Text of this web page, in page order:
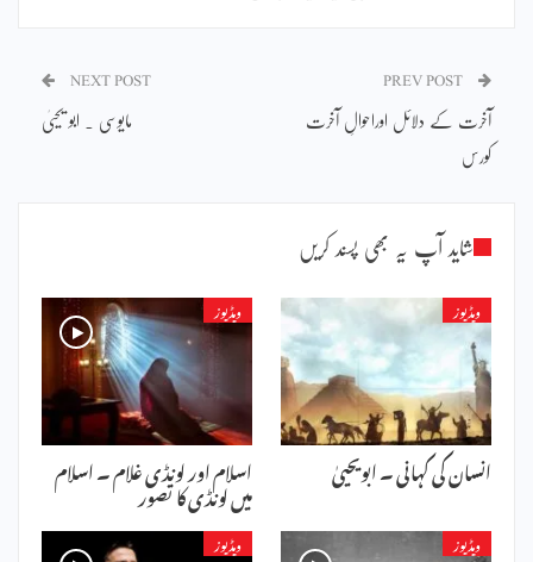
آخرت کے دلائل اوراحوالِ آخرت
کورس
NEXT POST
مایوسی ۔ ابو یحییٰ
شاید آپ یہ بھی پسند کریں
ویڈیوز
انسان کی کہانی ۔ ابویحییٰ
ویڈیوز
اسلام اور لونڈی غلام ۔ اسلام
میں لونڈی کا تصور
ویڈیوز ویڈیوز